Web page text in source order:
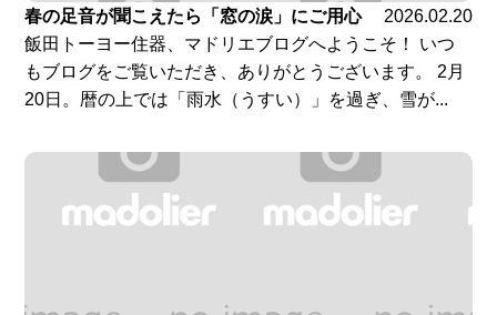
春の足音が聞こえたら「窓の涙」にご用心
2026.02.20
飯田トーヨー住器、マドリエブログへようこそ！ いつ
もブログをご覧いただき、ありがとうございます。 2月
20日。暦の上では「雨水（うすい）」を過ぎ、雪が...